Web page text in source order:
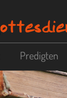
Predigten